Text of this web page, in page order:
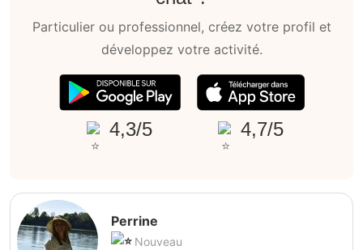
Particulier ou professionnel, créez votre profil et
développez votre activité.
4,3/5 4,7/5
Perrine
Nouveau